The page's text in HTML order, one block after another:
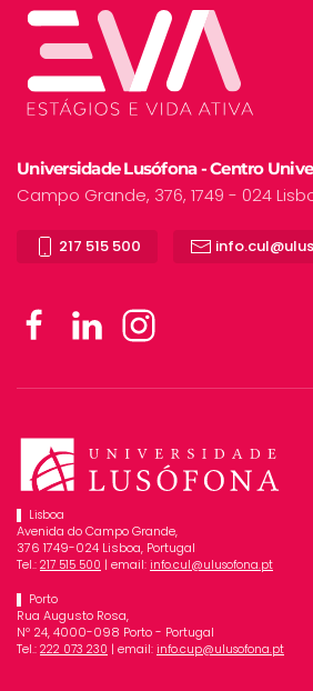
Universidade Lusófona - Centro
Campo Grande, 376, 1749 - 024
217 515 500
Lisboa
Avenida do Campo Grande,
376 1749-024 Lisboa, Portugal
Tel.: 217 515 500 | email: info.cul@ulusofona.pt
Porto
Rua Augusto Rosa,
Nº 24, 4000-098 Porto - Portugal
Tel.: 222 073 230 | email: info.cup@ulusofona.pt